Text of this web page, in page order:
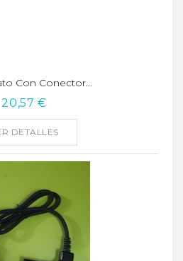
Con Conector...
20,57 €
DETALLES